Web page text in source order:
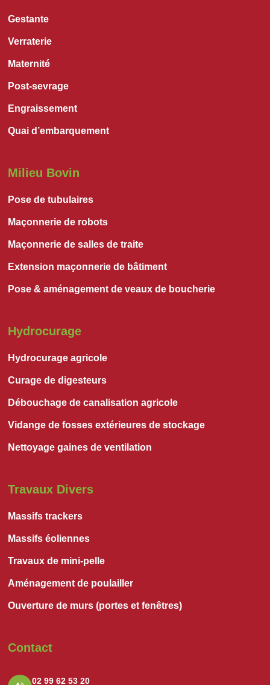
Gestante
Verraterie
Maternité
Post-sevrage
Engraissement
Quai d’embarquement
Milieu Bovin
Pose de tubulaires
Maçonnerie de robots
Maçonnerie de salles de traite
Extension maçonnerie de bâtiment
Pose & aménagement de veaux de boucherie
Hydrocurage
Hydrocurage agricole
Curage de digesteurs
Débouchage de canalisation agricole
Vidange de fosses extérieures de stockage
Nettoyage gaines de ventilation
Travaux Divers
Massifs trackers
Massifs éoliennes
Travaux de mini-pelle
Aménagement de poulailler
Ouverture de murs (portes et fenêtres)
Contact
02 99 62 53 20